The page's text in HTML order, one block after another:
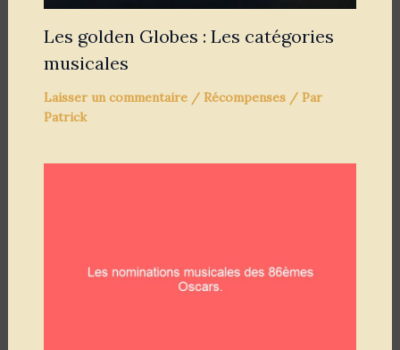
Les golden Globes : Les catégories
musicales
Laisser un commentaire / Récompenses/ Par
Patrick